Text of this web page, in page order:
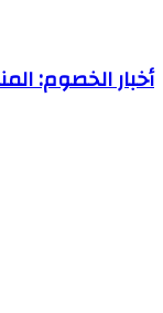
أخبار الخصوم: